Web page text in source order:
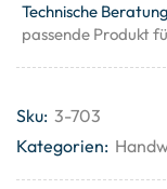
Technische Beratung
passende Produkt
Sku: 3-703
Kategorien: